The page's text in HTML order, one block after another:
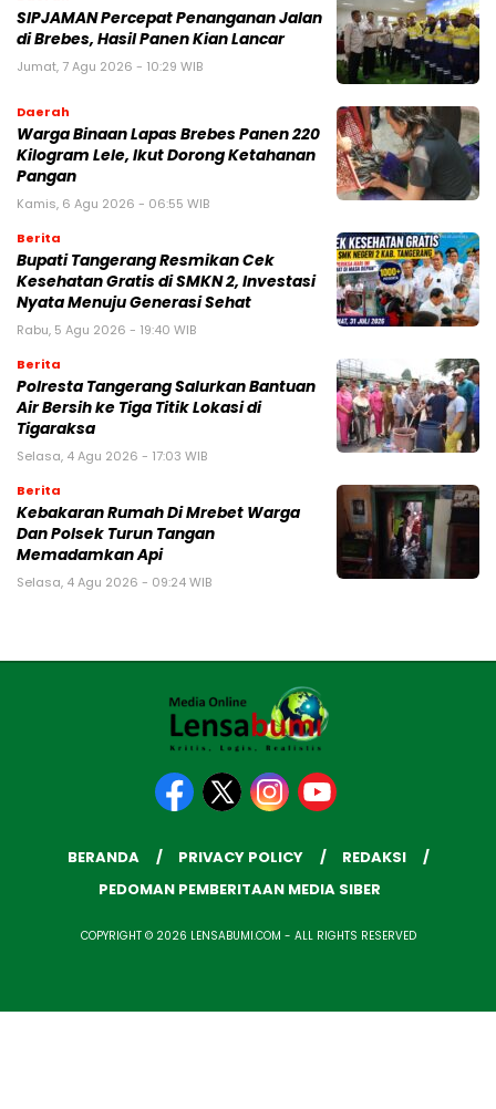
SIPJAMAN Percepat Penanganan Jalan
di Brebes, Hasil Panen Kian Lancar
Jumat, 7 Agu 2026 - 10:29 WIB
Daerah
Warga Binaan Lapas Brebes Panen 220
Kilogram Lele, Ikut Dorong Ketahanan
Pangan
Kamis, 6 Agu 2026 - 06:55 WIB
Berita
‎Bupati Tangerang Resmikan Cek
Kesehatan Gratis di SMKN 2, Investasi
Nyata Menuju Generasi Sehat
Rabu, 5 Agu 2026 - 19:40 WIB
Berita
Polresta Tangerang Salurkan Bantuan
Air Bersih ke Tiga Titik Lokasi di
Tigaraksa
Selasa, 4 Agu 2026 - 17:03 WIB
Berita
Kebakaran Rumah Di Mrebet Warga
Dan Polsek Turun Tangan
Memadamkan Api
Selasa, 4 Agu 2026 - 09:24 WIB
BERANDA PRIVACY POLICY
REDAKSI
PEDOMAN PEMBERITAAN MEDIA SIBER
COPYRIGHT © 2026 LENSABUMI.COM - ALL RIGHTS RESERVED